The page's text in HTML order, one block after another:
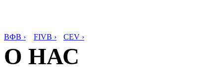
ВФВ › FIVB › CEV ›
О НАС